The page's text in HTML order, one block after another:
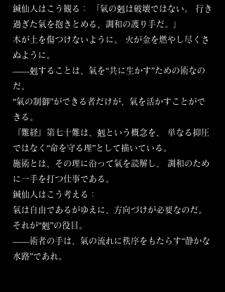
鍼仙人はこう観る： 「氣の剋は破壊ではない。 行き
過ぎた氣を抱きとめる、調和の護り手だ。」
木が土を傷つけないように。 火が金を燃やし尽くさ
ぬように。
——剋することは、氣を“共に生かす”ための術なの
だ。
“氣の制御”ができる者だけが、氣を活かすことがで
きる。
『難経』第七十難は、剋という概念を、 単なる抑圧
ではなく“命を守る理”として描いている。
施術とは、その理に沿って氣を読解し、 調和のため
に一手を打つ仕事である。
鍼仙人はこう考える：
氣は自由であるがゆえに、方向づけが必要なのだ。
それが“剋”の役目。
——術者の手は、氣の流れに秩序をもたらす“静かな
水路”であれ。